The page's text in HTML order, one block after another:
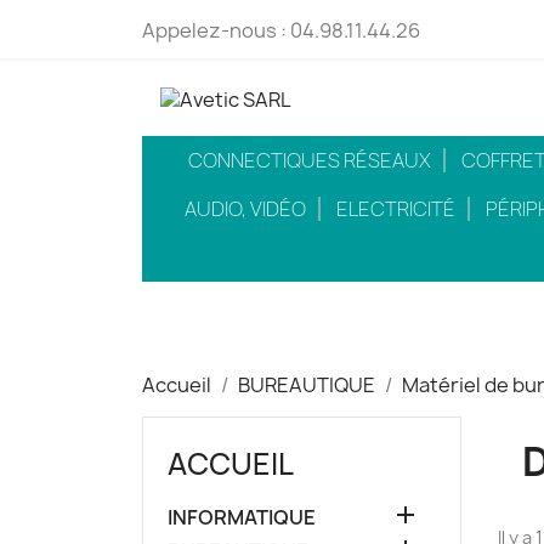
Appelez-nous : 04.98.11.44.26
CONNECTIQUES RÉSEAUX
AUDIO, VIDÉO
ELECTRICITÉ
Accueil BUREAUTIQUE Matériel de
ACCUEIL
INFORMATIQUE 
Il y a